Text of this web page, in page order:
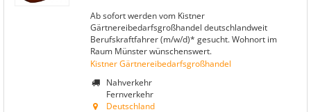
Ab sofort werden vom Kistner
Gärtnereibedarfsgroßhandel deutschlandweit
Berufskraftfahrer (m/w/d)* gesucht. Wohnort im
Raum Münster wünschenswert.
Kistner Gärtnereibedarfsgroßhandel
Nahverkehr
Fernverkehr
Deutschland